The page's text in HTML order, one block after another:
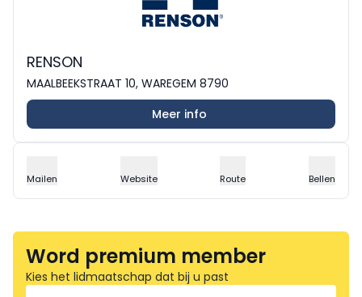
RENSON
MAALBEEKSTRAAT 10, WAREGEM 8790
Meer info
Mailen Website Route Bellen
Word premium member
Kies het lidmaatschap dat bij u past